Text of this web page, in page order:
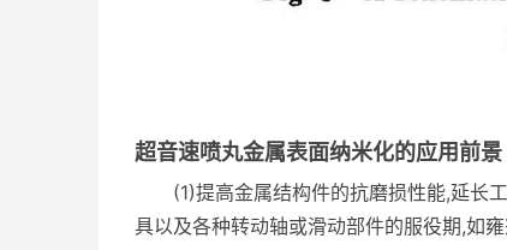
超音速喷丸金属表面纳米化的应用前景
(1)提高金属结构件的抗磨损性能,延长
具以及各种转动轴或滑动部件的服役期,如